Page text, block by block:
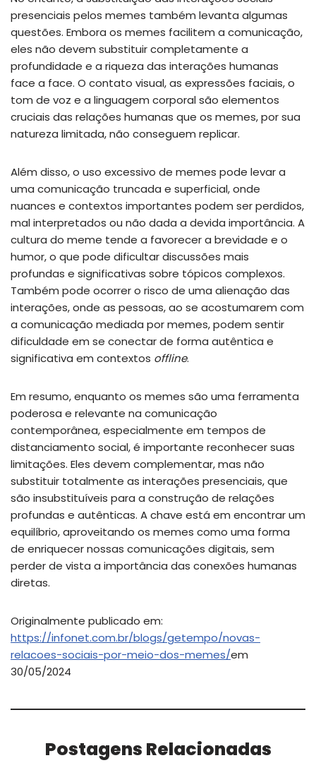
presenciais pelos memes também levanta algumas
questões. Embora os memes facilitem a comunicação,
eles não devem substituir completamente a
profundidade e a riqueza das interações humanas
face a face. O contato visual, as expressões faciais, o
tom de voz e a linguagem corporal são elementos
cruciais das relações humanas que os memes, por sua
natureza limitada, não conseguem replicar.
Além disso, o uso excessivo de memes pode levar a
uma comunicação truncada e superficial, onde
nuances e contextos importantes podem ser perdidos,
mal interpretados ou não dada a devida importância. A
cultura do meme tende a favorecer a brevidade e o
humor, o que pode dificultar discussões mais
profundas e significativas sobre tópicos complexos.
Também pode ocorrer o risco de uma alienação das
interações, onde as pessoas, ao se acostumarem com
a comunicação mediada por memes, podem sentir
dificuldade em se conectar de forma autêntica e
significativa em contextos offline.
Em resumo, enquanto os memes são uma ferramenta
poderosa e relevante na comunicação
contemporânea, especialmente em tempos de
distanciamento social, é importante reconhecer suas
limitações. Eles devem complementar, mas não
substituir totalmente as interações presenciais, que
são insubstituíveis para a construção de relações
profundas e autênticas. A chave está em encontrar um
equilíbrio, aproveitando os memes como uma forma
de enriquecer nossas comunicações digitais, sem
perder de vista a importância das conexões humanas
diretas.
Originalmente publicado em:
https://infonet.com.br/blogs/getempo/novas-
relacoes-sociais-por-meio-dos-memes/em
30/05/2024
Postagens Relacionadas